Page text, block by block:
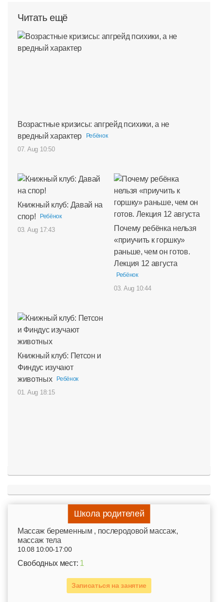
Читать ещё
Возрастные кризисы: апгрейд психики, а не
вредный характер
Ребёнок
07. Aug 10:50
Книжный клуб: Давай на
спор!
Ребёнок
03. Aug 17:43
Почему ребёнка нельзя
«приучить к горшку»
раньше, чем он готов.
Лекция 12 августа
Ребёнок
03. Aug 10:44
Книжный клуб: Петсон и
Финдус изучают
животных
Ребёнок
01. Aug 18:15
Школа родителей
Mассаж беременным , послеродовой массаж,
массаж тела
10.08 10:00-17:00
Свободных мест: 1
Записаться на занятие